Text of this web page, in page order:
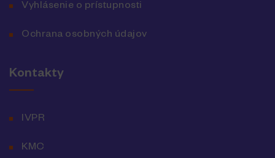
Vyhlásenie o prístupnosti
Ochrana osobných údajov
Kontakty
IVPR
KMC